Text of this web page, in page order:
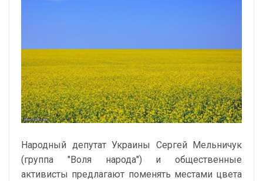
Народный депутат Украины Сергей Мельничук
(группа "Воля народа") и общественные
активисты предлагают поменять местами цвета